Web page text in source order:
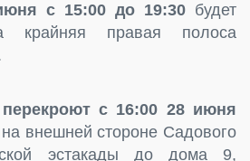
с 15:00 до 19:30 будет
крайняя правая полоса
с 16:00 28 июня
на внешней стороне Садового
эстакады до дома 9,